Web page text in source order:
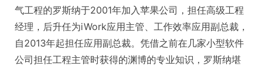
气工程的罗斯纳于2001年加入苹果公司，担任高级工程
经理，后升任为iWork应用主管、工作效率应用副总裁，
自2013年起担任应用副总裁。凭借之前在几家小型软件
公司担任工程主管时获得的渊博的专业知识，罗斯纳堪